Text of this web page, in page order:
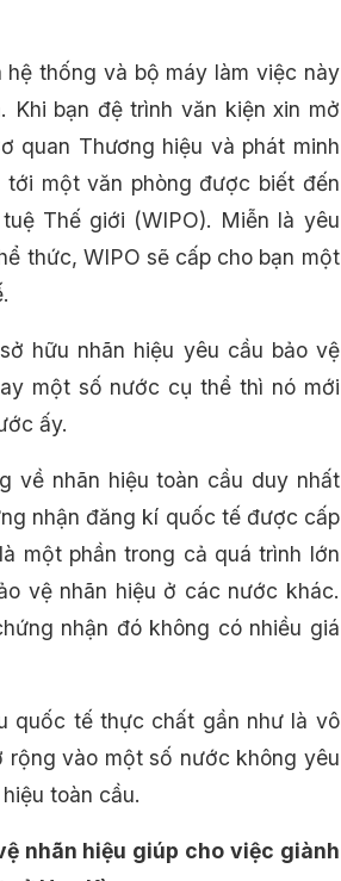
thống và bộ máy làm việc này
bạn đệ trình văn kiện xin mở
quan Thương hiệu và phát minh
một văn phòng được biết đến
Thế giới (WIPO). Miễn là yêu
thức, WIPO sẽ cấp cho bạn một
hữu nhãn hiệu yêu cầu bảo vệ
một số nước cụ thể thì nó mới
ấy.
về nhãn hiệu toàn cầu duy nhất
nhận đăng kí quốc tế được cấp
một phần trong cả quá trình lớn
vệ nhãn hiệu ở các nước khác.
nhận đó không có nhiều giá
quốc tế thực chất gần như là vô
vào một số nước không yêu
toàn cầu.
nhãn hiệu giúp cho việc giành